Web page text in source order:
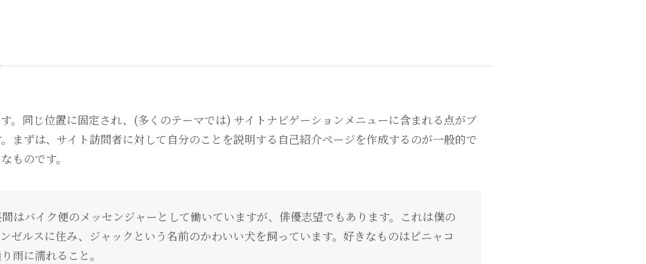
。同じ位置に固定され、(多くのテーマでは) サイトナビゲーションメニューに含まれる点がブ
まずは、サイト訪問者に対して自分のことを説明する自己紹介ページを作成するのが一般的で
ものです。
はバイク便のメッセンジャーとして働いていますが、俳優志望でもあります。これは僕の
ゼルスに住み、ジャックという名前のかわいい犬を飼っています。好きなものはピニャコ
雨に濡れること。